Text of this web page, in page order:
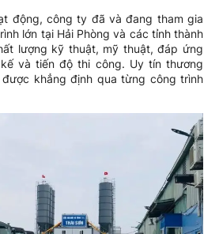
động, công ty đã và đang tham gia
lớn tại Hải Phòng và các tỉnh thành
lượng kỹ thuật, mỹ thuật, đáp ứng
và tiến độ thi công. Uy tín thương
được khẳng định qua từng công trình